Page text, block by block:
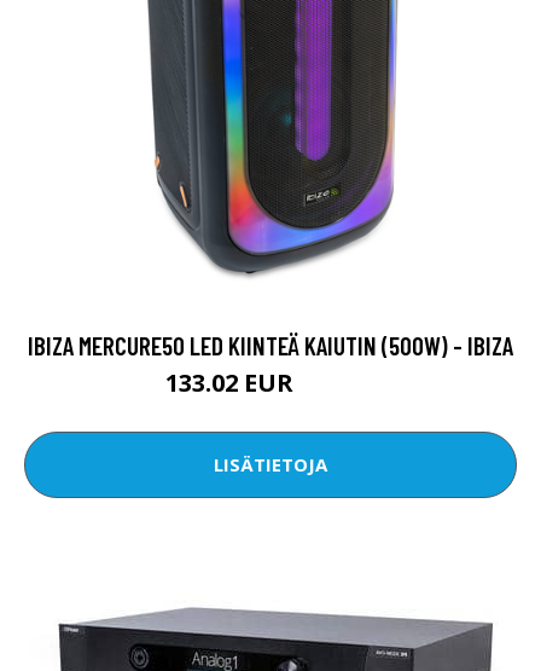
IBIZA MERCURE50 LED KIINTEÄ KAIUTIN (500W) - IBIZA
133.02 EUR
LISÄTIETOJA